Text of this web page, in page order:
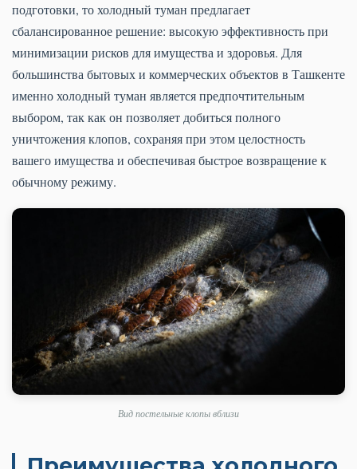
подготовки, то холодный туман предлагает
сбалансированное решение: высокую эффективность при
минимизации рисков для имущества и здоровья. Для
большинства бытовых и коммерческих объектов в Ташкенте
именно холодный туман является предпочтительным
выбором, так как он позволяет добиться полного
уничтожения клопов, сохраняя при этом целостность
вашего имущества и обеспечивая быстрое возвращение к
обычному режиму.
Вид постельные клопы вблизи